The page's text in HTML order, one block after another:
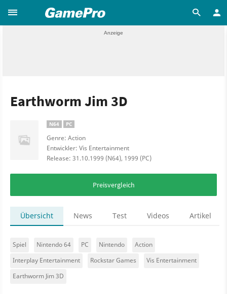
Earthworm Jim 3D
N64 PC
Genre: Action
Entwickler: Vis Entertainment
Release: 31.10.1999 (N64), 1999 (PC)
Preisvergleich
Übersicht News Test Videos Artikel
Spiel Nintendo 64 PC Nintendo
Action
Interplay Entertainment
Rockstar Games
Vis Entertainment
Earthworm Jim 3D